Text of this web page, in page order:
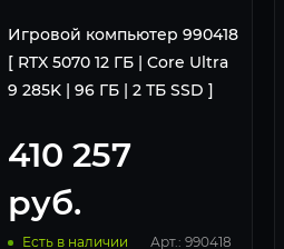
Игровой компьютер 990418
[ RTX 5070 12 ГБ | Core Ultra
9 285K | 96 ГБ | 2 ТБ SSD ]
410 257
руб.
Есть в наличии Арт.: 990418